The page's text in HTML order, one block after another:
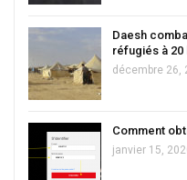
Daesh
réfugiés à 20
décembre 26,
Comment
janvier 15,